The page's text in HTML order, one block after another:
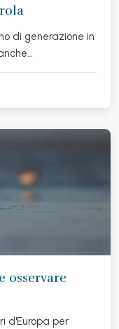
di generazione in
osservare
d'Europa per